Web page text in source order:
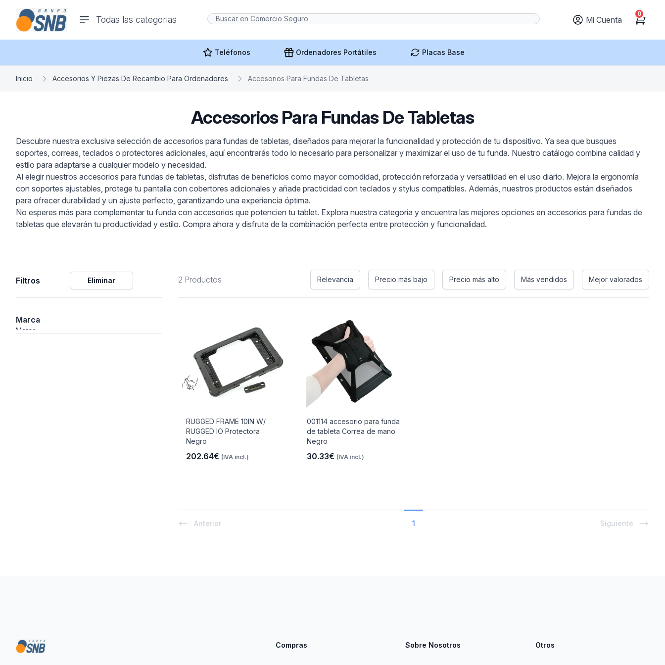
Todas las categorias
Y
comercioseguro.es
Mi Cuenta Cart
0
Teléfonos Ordenadores Portátiles Placas Base
Inicio Accesorios Y Piezas De Recambio Para Ordenadores Accesorios Para Fundas De Tabletas
Accesorios Para Fundas De Tabletas
Descubre nuestra exclusiva selección de accesorios para fundas de tabletas, diseñados para mejorar la funcionalidad y protección de tu dispositivo. Ya sea que busques
soportes, correas, teclados o protectores adicionales, aquí encontrarás todo lo necesario para personalizar y maximizar el uso de tu funda. Nuestro catálogo combina calidad y
estilo para adaptarse a cualquier modelo y necesidad.
Al elegir nuestros accesorios para fundas de tabletas, disfrutas de beneficios como mayor comodidad, protección reforzada y versatilidad en el uso diario. Mejora la ergonomía
con soportes ajustables, protege tu pantalla con cobertores adicionales y añade practicidad con teclados y stylus compatibles. Además, nuestros productos están diseñados
para ofrecer durabilidad y un ajuste perfecto, garantizando una experiencia óptima.
No esperes más para complementar tu funda con accesorios que potencien tu tablet. Explora nuestra categoría y encuentra las mejores opciones en accesorios para fundas de
tabletas que elevarán tu productividad y estilo. Compra ahora y disfruta de la combinación perfecta entre protección y funcionalidad.
Filtros Eliminar
Marca
Marca
2 Productos Relevancia Precio más bajo Precio más alto Más vendidos Mejor valorados
RUGGED FRAME 10IN W/
RUGGED IO Protectora
Negro
202.64€ (IVA incl.)
001114 accesorio para funda
de tableta Correa de mano
Negro
30.33€ (IVA incl.)
Anterior 1 Siguiente
Compras Sobre Nosotros Otros